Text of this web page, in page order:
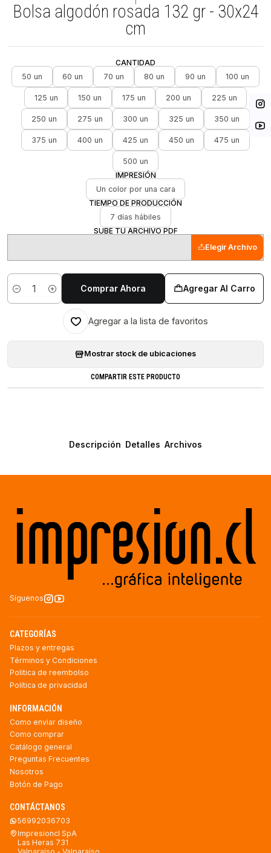
Bolsa algodón rosada 132 gr - 30x24
cm
CANTIDAD
50 un
60 un 70 un 80 un 90 un 100 un
125 un 150 un 175 un 200 un 225 un
250 un 275 un 300 un 325 un 350 un
375 un 400 un 425 un 450 un 475 un
500 un
IMPRESIÓN
Un color por una cara
TIEMPO DE PRODUCCIÓN
7 días hábiles
SUBE TU ARCHIVO PDF
Elegir Archivo
Cantidad
Agregar Al Carro
Comprar Ahora
Agregar a la lista de favoritos
Mostrar stock de ubicaciones
COMPARTIR ESTE PRODUCTO
Descripción Detalles Archivos
Síguenos
CATEGORÍAS
Plazos y entregas
Términos y Condiciones
Politica de reembolso
Política de privacidad
INFORMACIÓN
Como enviar diseño
Como comprar
Catálogo general
Preguntas Frecuentes
Nosotros
Botón de Pago
CONTÁCTANOS
56992036703
Impresioncl SpA
Las Heras 731